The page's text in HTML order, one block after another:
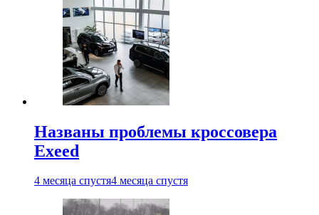
Названы проблемы кроссовера
Exeed
4 месяца спустя4 месяца спустя